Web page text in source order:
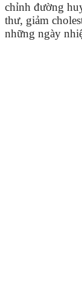
chỉnh đường
thư, giảm
những ngày